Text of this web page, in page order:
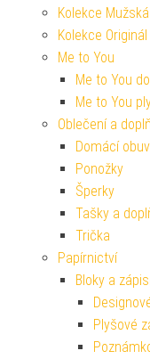
Kolekce
Kolekce Originál
Me to You
Me to You
Me to You
Oblečení a
Domácí obuv
Ponožky
Šperky
Tašky a
Trička
Papírnictví
Bloky a
Plyšové